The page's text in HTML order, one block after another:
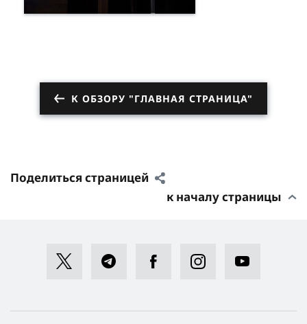
К ОБЗОРУ "ГЛАВНАЯ СТРАНИЦА"
Поделиться страницей
к началу страницы